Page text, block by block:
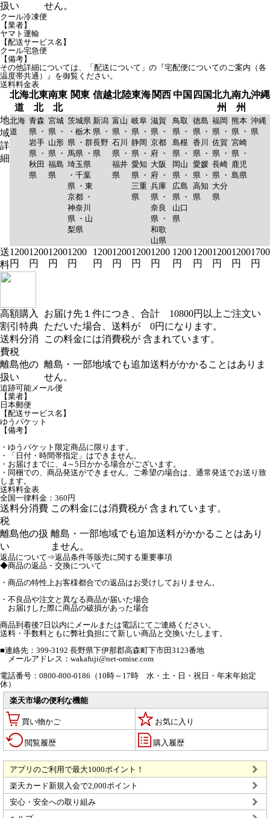
扱い
せん。
クール冷凍便
【業者】
ヤマト運輸
【配送サービス名】
クール宅急便
【備考】
その他詳細については、「配送について」の『宅配便についてのご案内（各
温度帯共通）』を御覧ください。
送料料金表
北海
道
北東
北
南東
北
関東 信越北陸東海 関西中国 四国北九
州
南九
州
沖縄
地
域
詳
細
北海
道
青森
県 ・
岩手
県 ・
秋田
県
宮城
県 ・
山形
県 ・
福島
県
茨城県
・栃木
県 ・群
馬県 ・
埼玉県
・千葉
県 ・東
京都 ・
神奈川
県 ・山
梨県
新潟
県 ・
長野
県
富山
県 ・
石川
県 ・
福井
県
岐阜
県 ・
静岡
県 ・
愛知
県 ・
三重
県
滋賀
県 ・
京都
府 ・
大阪
府 ・
兵庫
県 ・
奈良
県 ・
和歌
山県
鳥取
県 ・
島根
県 ・
岡山
県 ・
広島
県 ・
山口
県
徳島
県 ・
香川
県 ・
愛媛
県 ・
高知
県
福岡
県 ・
佐賀
県 ・
長崎
県 ・
大分
県
熊本
県 ・
宮崎
県 ・
鹿児
島県
沖縄
県
送
料
1200
円
1200
円
1200
円
1200
円
1200
円
1200
円
1200
円
1200
円
1200
円
1200
円
1200
円
1200
円
1700
円
高額購入
割引特典
お届け先１件につき、合計 10800円以上ご注文い
ただいた場合、送料が 0円になります。
送料分消
費税
この料金には消費税が 含まれています。
離島他の
扱い
離島・一部地域でも追加送料がかかることはありま
せん。
追跡可能メール便
【業者】
日本郵便
【配送サービス名】
ゆうパケット
【備考】
・ゆうパケット限定商品に限ります。
・「日付・時間帯指定」はできません。
・お届けまでに、4～5日かかる場合がございます。
・同梱での、商品発送ができません。ご希望の場合は、通常発送でお送り致
します。
送料料金表
全国一律料金：360円
送料分消費
税
この料金には消費税が 含まれています。
離島他の扱
い
離島・一部地域でも追加送料がかかることはあり
ません。
返品について⇒返品条件等販売に関する重要事項
◆商品の返品・交換について
・商品の特性上お客様都合での返品はお受けしておりません。
・不良品や注文と異なる商品が届いた場合
お届けした際に商品の破損があった場合
商品到着後7日以内にメールまたは電話にてご連絡ください。
送料・手数料ともに弊社負担にて新しい商品と交換いたします。
■連絡先：399-3192 長野県下伊那郡高森町下市田3123番地
メールアドレス：wakafuji@net-omise.com
電話番号：0800-800-0186（10時～17時 水・土・日・祝日・年末年始定
休）
楽天市場の便利な機能
買い物かご お気に入り
閲覧履歴 購入履歴
アプリのご利用で最大1000ポイント！
楽天カード新規入会で2,000ポイント
安心・安全への取り組み